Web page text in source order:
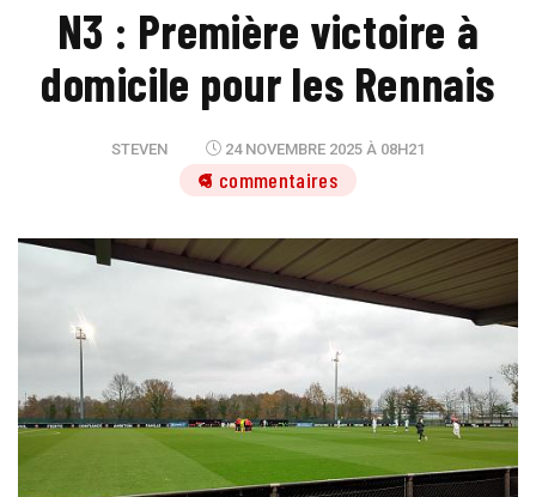
N3 : Première victoire à
domicile pour les Rennais
STEVEN 24 NOVEMBRE 2025 À 08H21
3 commentaires